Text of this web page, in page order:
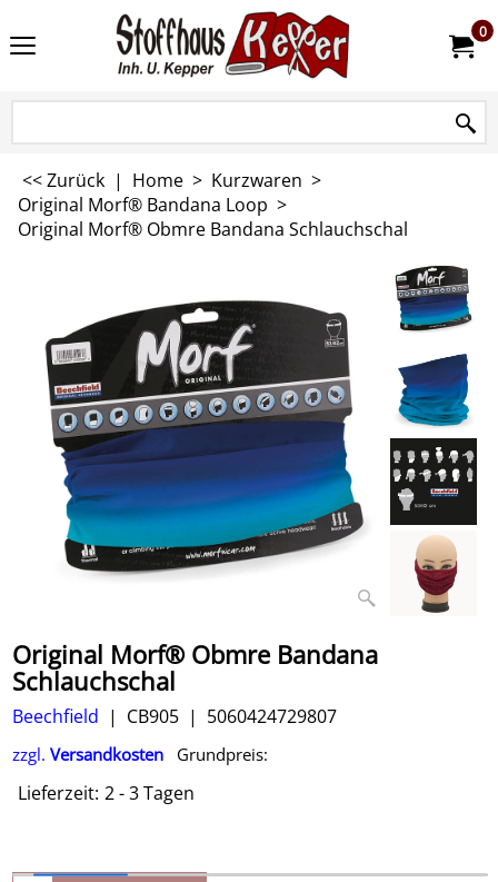
0
<< Zurück | Home > Kurzwaren >
Original Morf® Bandana Loop >
Original Morf® Obmre Bandana Schlauchschal
Original Morf® Obmre Bandana
Schlauchschal
Beechfield CB905 5060424729807
zzgl. Versandkosten Grundpreis:
Lieferzeit: 2 - 3 Tagen